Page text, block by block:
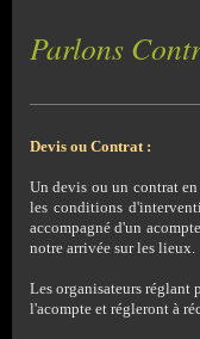
Parlons
Devis ou Contrat :
Un devis ou un contrat
les conditions
accompagné d'un
notre arrivée sur les lieux.
Les organisateurs réglant
l'acompte et régleront à